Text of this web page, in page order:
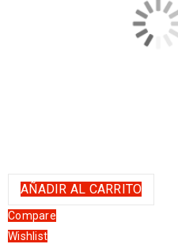
AÑADIR AL CARRITO
Compare
Wishlist